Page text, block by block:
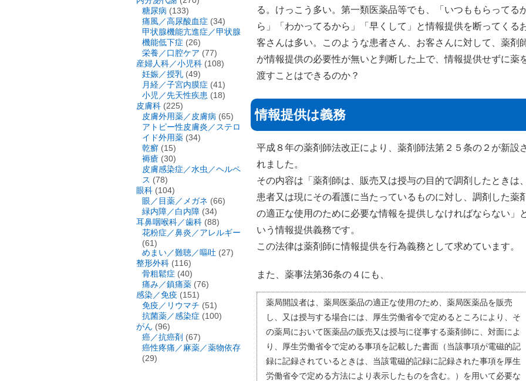
る。けっこう多い。第一類医薬品等でも、「いつももらってる
ら」「わかってるから」「早くして」と情報提供を断ってくる
客さんは多い。このような患者さん、お客さんに対して、薬剤
が情報提供の必要性が無いと判断した上で、情報提供せずに薬
渡すことはできるのか？
情報提供は義務
平成８年の薬剤師法改正により、薬剤師法第２５条の２が新設
れました。
その内容は「薬剤師は、販売又は授与の目的で調剤したときは
患者又は現にその看護に当たっているものに対し、調剤した薬
の適正な使用のために必要な情報を提供しなければならない」
いう情報提供義務です。
この法律は薬剤師に情報提供を行為義務として求めています。
また、薬事法第36条の４にも、
薬局開設者は、薬局医薬品の適正な使用のため、薬局医薬品を販売
し、又は授与する場合には、厚生労働省令で定めるところにより、そ
の薬局において医薬品の販売又は授与に従事する薬剤師に、対面によ
り、厚生労働省令で定める事項を記載した書面（当該事項が電磁的記
録に記録されているときは、当該電磁的記録に記録された事項を厚生
労働省令で定める方法により表示したものを含む。）を用いて必要な
糖尿病 (133)
痛風／高尿酸血症 (34)
甲状腺機能亢進症／甲状腺
機能低下症 (26)
栄養／口腔ケア (77)
産婦人科／小児科 (108)
妊娠／授乳 (49)
月経／子宮内膜症 (41)
小児／先天性疾患 (18)
皮膚科 (225)
皮膚外用薬／皮膚病 (65)
アトピー性皮膚炎／ステロ
イド外用薬 (34)
乾癬 (15)
褥瘡 (30)
皮膚感染症／水虫／ヘルペ
ス (78)
眼科 (104)
眼／目薬／メガネ (66)
緑内障／白内障 (34)
耳鼻咽喉科／歯科 (88)
花粉症／鼻炎／アレルギー
(61)
めまい／難聴／嘔吐 (27)
整形外科 (116)
骨粗鬆症 (40)
痛み／鎮痛薬 (76)
感染／免疫 (151)
免疫／リウマチ (51)
抗菌薬／感染症 (100)
がん (96)
癌／抗癌剤 (67)
癌性疼痛／麻薬／薬物依存
(29)